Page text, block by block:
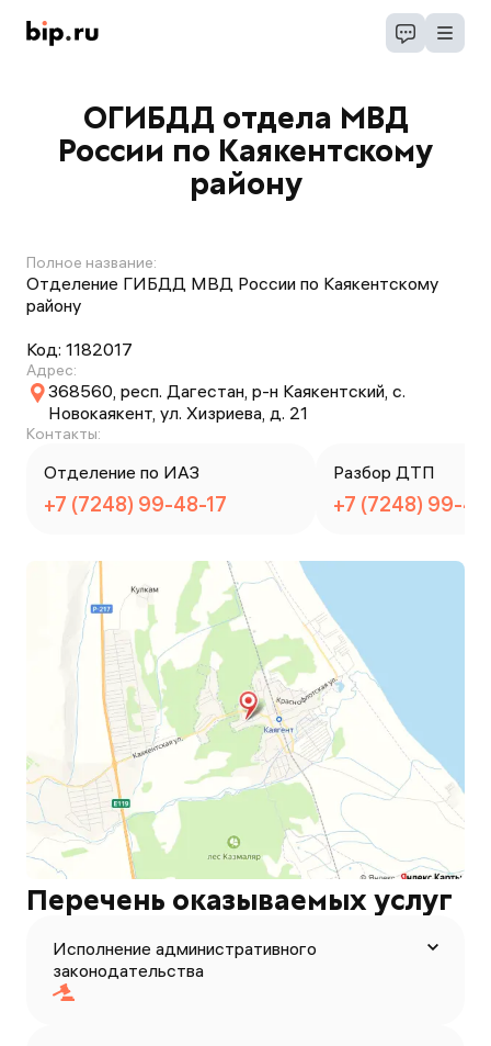
ОГИБДД отдела МВД
России по Каякентскому
району
Полное название:
Отделение ГИБДД МВД России по Каякентскому
району
Код: 1182017
Адрес:
368560, респ. Дагестан, р-н Каякентский, с.
Новокаякент, ул. Хизриева, д. 21
Контакты:
Отделение по ИАЗ
+7 (7248) 99-48-17
Разбор ДТП
+7 (7248) 99-
Перечень оказываемых услуг
Исполнение административного
законодательства